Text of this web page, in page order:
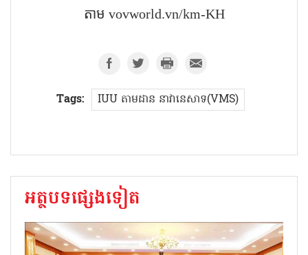
តាម vovworld.vn/km-KH
Tags: IUU តាម​ដាន​ នាវានេសាទ(VMS)
អត្ថបទផ្សេងទៀត